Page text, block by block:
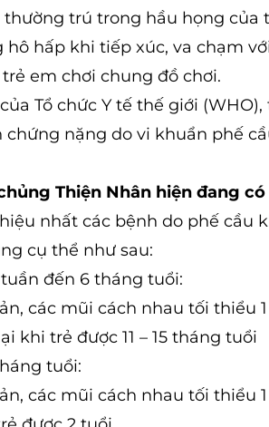
trú trong hầu họng của
hô hấp khi tiếp xúc, va chạm
em chơi chung đồ chơi.
Tổ chức Y tế thế giới
chứng nặng do vi khuẩn phế
Thiện Nhân hiện đang có
nhất các bệnh do phế cầu
cụ thể như sau:
đến 6 tháng tuổi:
các mũi cách nhau tối thiểu
khi trẻ được 11 – 15 tháng tuổi
tuổi:
các mũi cách nhau tối thiểu